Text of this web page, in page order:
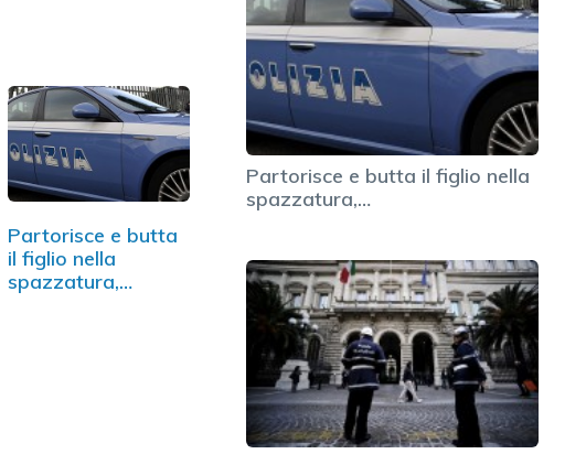
Partorisce e butta
il figlio nella
spazzatura,…
Partorisce e butta il figlio nella
spazzatura,…